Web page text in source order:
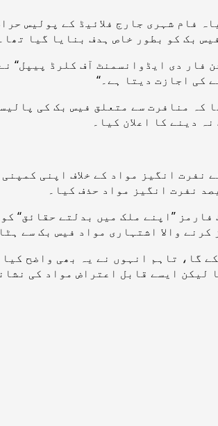
شہری جارج فلائیڈ کے پولیس
بک کو بطور خاص ہدف بنایا گیا تھا۔
فار دی ایڈوانسمنٹ آف کلرڈ
کی اجازت دیتا ہے۔‘‘
منافرت سے متعلق فیس بک کی
نفرت انگیز مواد کے خلاف اپنی
’’اپنے ملک میں بدلتے حقائق‘‘
والا اشتہاری مواد فیس بک سے
تاہم انہوں نے یہ بھی واضح کیا
ایسے قابل اعتراض مواد کی